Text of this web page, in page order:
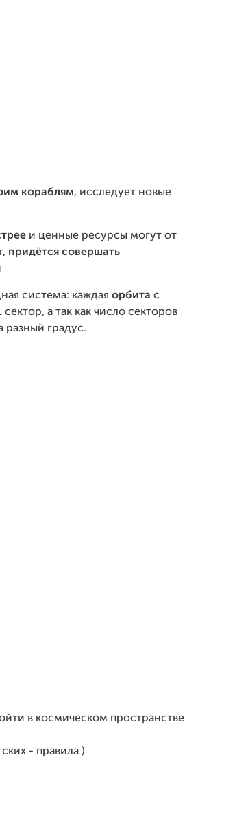
кораблям, исследует новые
и ценные ресурсы могут от
придётся совершать
система: каждая орбита с
сектор, а так как число секторов
разный градус.
в космическом пространстве
- правила )